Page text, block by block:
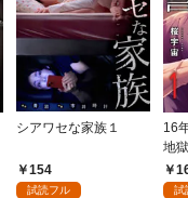
シアワセな家族１
154
試読フル
16
地
試